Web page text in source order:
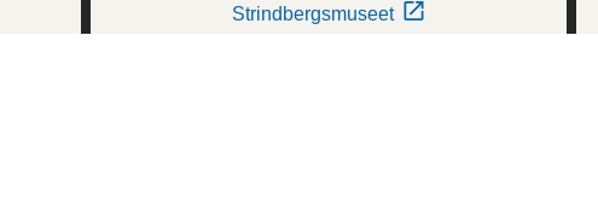
Strindbergsmuseet